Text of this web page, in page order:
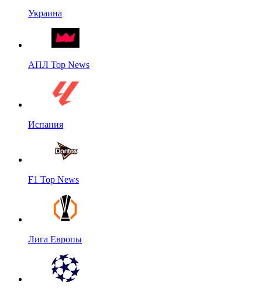
Украина
АПЛ Top News
Испания
F1 Top News
Лига Европы